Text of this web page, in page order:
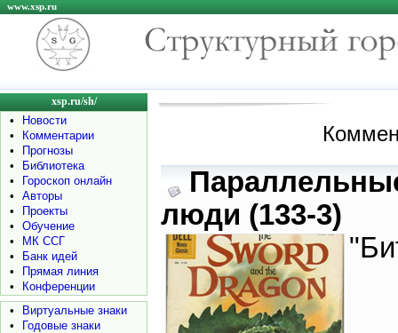
www.xsp.ru
xsp.ru/sh/
•
Новости
•
Комментарии
•
Прогнозы
•
Библиотека
•
Гороскоп онлайн
•
Авторы
•
Проекты
•
Обучение
•
МК ССГ
•
Банк идей
•
Прямая линия
•
Конференции
•
Виртуальные знаки
•
Годовые знаки
люди (133-3)